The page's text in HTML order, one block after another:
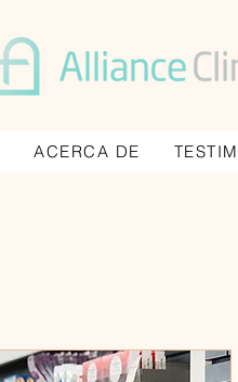
ACERCA DE